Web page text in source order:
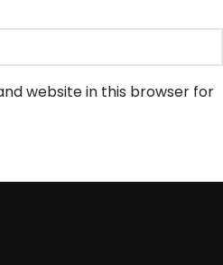
website in this browser for